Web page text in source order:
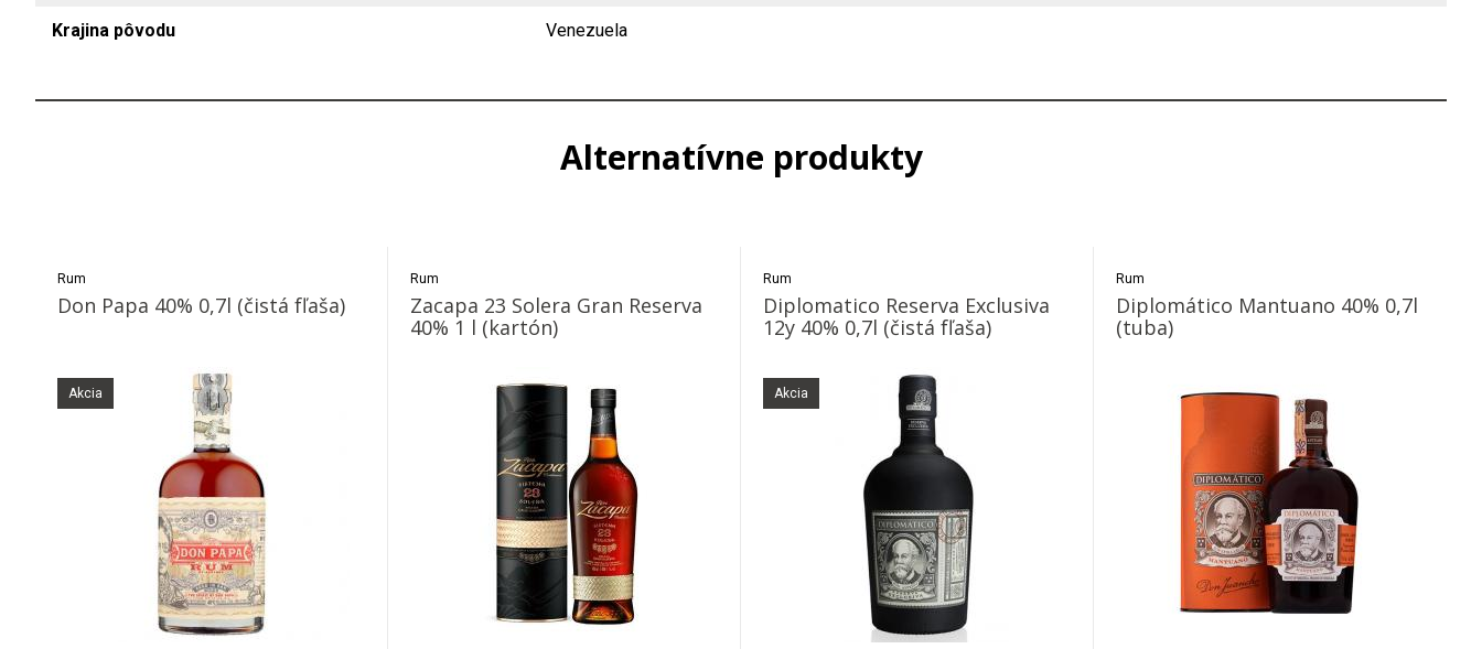
Krajina pôvodu Venezuela
Alternatívne produkty
Rum
Don Papa 40% 0,7l (čistá fľaša)
Akcia
Rum
Zacapa 23 Solera Gran Reserva
40% 1 l (kartón)
Rum
Diplomatico Reserva Exclusiva
12y 40% 0,7l (čistá fľaša)
Akcia
Rum
Diplomático Mantuano 40% 0,7l
(tuba)